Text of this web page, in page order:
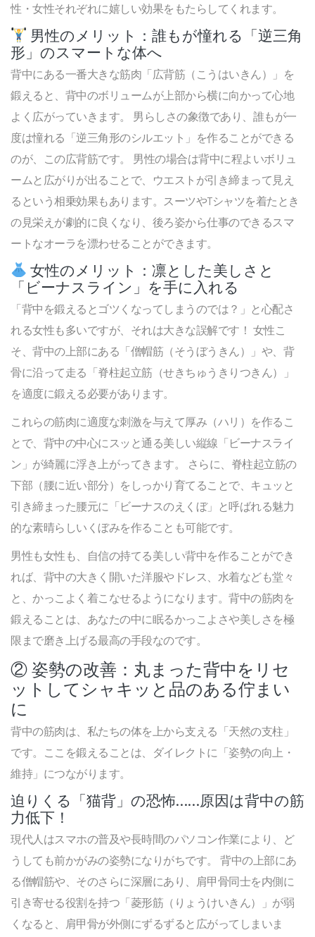
性・女性それぞれに嬉しい効果をもたらしてくれます。
男性のメリット：誰もが憧れる「逆三角
形」のスマートな体へ
背中にある一番大きな筋肉「広背筋（こうはいきん）」を
鍛えると、背中のボリュームが上部から横に向かって心地
よく広がっていきます。 男らしさの象徴であり、誰もが一
度は憧れる「逆三角形のシルエット」を作ることができる
のが、この広背筋です。 男性の場合は背中に程よいボリュ
ームと広がりが出ることで、ウエストが引き締まって見え
るという相乗効果もあります。スーツやTシャツを着たとき
の見栄えが劇的に良くなり、後ろ姿から仕事のできるスマ
ートなオーラを漂わせることができます。
女性のメリット：凛とした美しさと
「ビーナスライン」を手に入れる
「背中を鍛えるとゴツくなってしまうのでは？」と心配さ
れる女性も多いですが、それは大きな誤解です！ 女性こ
そ、背中の上部にある「僧帽筋（そうぼうきん）」や、背
骨に沿って走る「脊柱起立筋（せきちゅうきりつきん）」
を適度に鍛える必要があります。
これらの筋肉に適度な刺激を与えて厚み（ハリ）を作るこ
とで、背中の中心にスッと通る美しい縦線「ビーナスライ
ン」 が綺麗に浮き上がってきます。 さらに、脊柱起立筋の
下部（腰に近い部分）をしっかり育てることで、キュッと
引き締まった腰元に 「ビーナスのえくぼ」と呼ばれる魅力
的な素晴らしいくぼみを作ることも可能です。
男性も女性も、自信の持てる美しい背中を作ることができ
れば、背中の大きく開いた洋服やドレス、水着なども堂々
と、かっこよく着こなせるようになります。背中の筋肉を
鍛えることは、あなたの中に眠るかっこよさや美しさを極
限まで磨き上げる最高の手段なのです。
② 姿勢の改善：丸まった背中をリセ
ットしてシャキッと品のある佇まい
に
背中の筋肉は、私たちの体を上から支える「天然の支柱」
です。ここを鍛えることは、ダイレクトに「姿勢の向上・
維持」につながります。
迫りくる「猫背」の恐怖……原因は背中の筋
力低下！
現代人はスマホの普及や長時間のパソコン作業により、ど
うしても前かがみの姿勢になりがちです。 背中の上部にあ
る僧帽筋や、そのさらに深層にあり、肩甲骨同士を内側に
引き寄せる役割を持つ「菱形筋（りょうけいきん）」が弱
くなると、肩甲骨が外側にずるずると広がってしまいま